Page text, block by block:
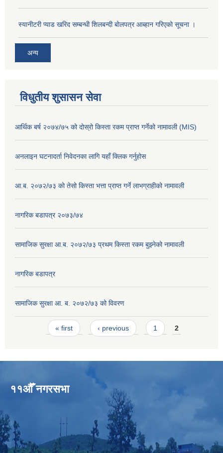
स्यानीटरी प्याड खरिद सम्बन्धी शिलबन्दी बोलपत्र आब्हान गरिएको सूचना ।
अन्य
विधुतीय शुसासन सेवा
आर्थिक बर्ष २०७४/७५ को दोस्रो किस्ता रकम प्राप्त गर्नेको नामावली (MIS)
अनलाइन घटनादर्ता निवेदनका लागि यहाँ क्लिक गर्नुहोस
आ.ब. २०७२/७३ को तेसो किस्ता भत्ता प्राप्त गर्ने लाभग्राहीको नामावली
नागरिक बडापत्र २०७३/७४
सामाजिक सुरक्षा आ.ब. २०७२/७३ प्रथम किस्ता रकम बुझ्नेको नामावली
नागरिक बडापत्र
सामाजिक सुरक्षा आ. ब. २०७२/७३ को विवरण
Pages« first ‹ previous 1 2
११औँ नगरसभा